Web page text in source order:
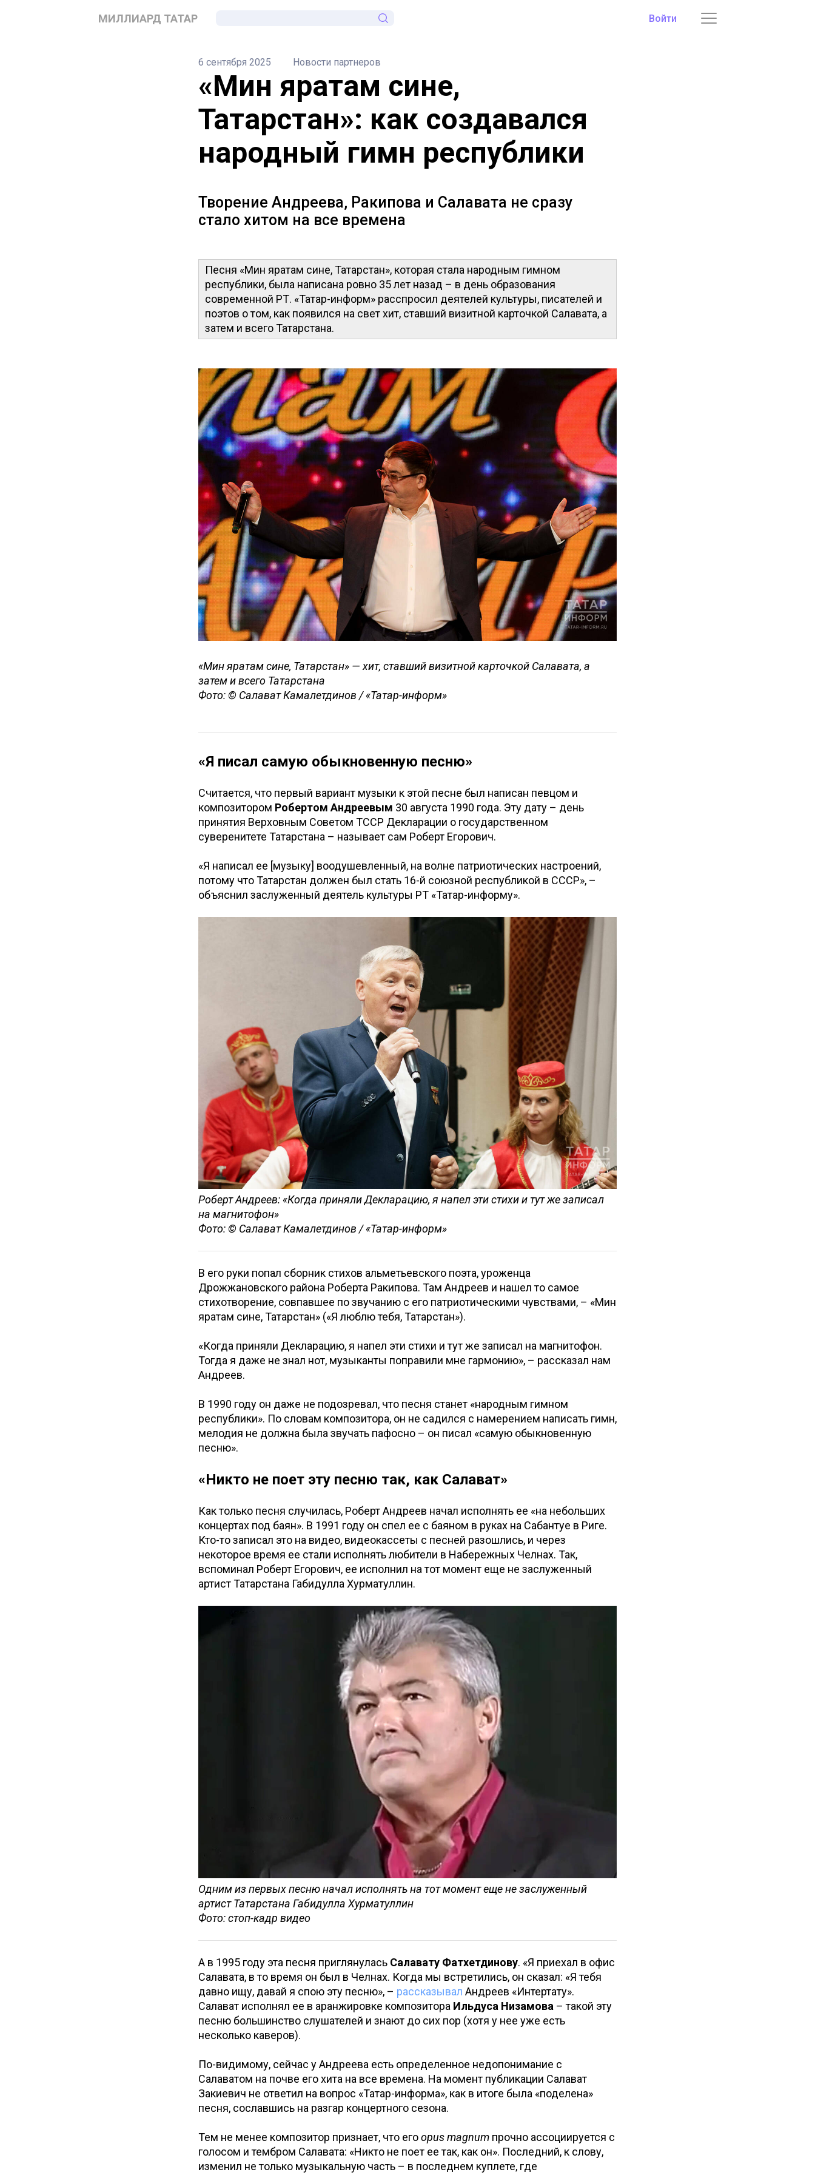
МИЛЛИАРД ТАТАР Войти
6 сентября 2025 Новости партнеров
«Мин яратам сине,
Татарстан»: как создавался
народный гимн республики
Творение Андреева, Ракипова и Салавата не сразу
стало хитом на все времена
Песня «Мин яратам сине, Татарстан», которая стала народным гимном
республики, была написана ровно 35 лет назад – в день образования
современной РТ. «Татар-информ» расспросил деятелей культуры, писателей и
поэтов о том, как появился на свет хит, ставший визитной карточкой Салавата, а
затем и всего Татарстана.
«Мин яратам сине, Татарстан» — хит, ставший визитной карточкой Салавата, а
затем и всего Татарстана
Фото: © Салават Камалетдинов / «Татар-информ»
«Я писал самую обыкновенную песню»
Считается, что первый вариант музыки к этой песне был написан певцом и
композитором Робертом Андреевым 30 августа 1990 года. Эту дату – день
принятия Верховным Советом ТССР Декларации о государственном
суверенитете Татарстана – называет сам Роберт Егорович.
«Я написал ее [музыку] воодушевленный, на волне патриотических настроений,
потому что Татарстан должен был стать 16-й союзной республикой в СССР», –
объяснил заслуженный деятель культуры РТ «Татар-информу».
Роберт Андреев: «Когда приняли Декларацию, я напел эти стихи и тут же записал
на магнитофон»
Фото: © Салават Камалетдинов / «Татар-информ»
В его руки попал сборник стихов альметьевского поэта, уроженца
Дрожжановского района Роберта Ракипова. Там Андреев и нашел то самое
стихотворение, совпавшее по звучанию с его патриотическими чувствами, – «Мин
яратам сине, Татарстан» («Я люблю тебя, Татарстан»).
«Когда приняли Декларацию, я напел эти стихи и тут же записал на магнитофон.
Тогда я даже не знал нот, музыканты поправили мне гармонию», – рассказал нам
Андреев.
В 1990 году он даже не подозревал, что песня станет «народным гимном
республики». По словам композитора, он не садился с намерением написать гимн,
мелодия не должна была звучать пафосно – он писал «самую обыкновенную
песню».
«Никто не поет эту песню так, как Салават»
Как только песня случилась, Роберт Андреев начал исполнять ее «на небольших
концертах под баян». В 1991 году он спел ее с баяном в руках на Сабантуе в Риге.
Кто-то записал это на видео, видеокассеты с песней разошлись, и через
некоторое время ее стали исполнять любители в Набережных Челнах. Так,
вспоминал Роберт Егорович, ее исполнил на тот момент еще не заслуженный
артист Татарстана Габидулла Хурматуллин.
Одним из первых песню начал исполнять на тот момент еще не заслуженный
артист Татарстана Габидулла Хурматуллин
Фото: стоп-кадр видео
А в 1995 году эта песня приглянулась Салавату Фатхетдинову. «Я приехал в офис
Салавата, в то время он был в Челнах. Когда мы встретились, он сказал: «Я тебя
давно ищу, давай я спою эту песню», – рассказывал Андреев «Интертату».
Салават исполнял ее в аранжировке композитора Ильдуса Низамова – такой эту
песню большинство слушателей и знают до сих пор (хотя у нее уже есть
несколько каверов).
По-видимому, сейчас у Андреева есть определенное недопонимание с
Салаватом на почве его хита на все времена. На момент публикации Салават
Закиевич не ответил на вопрос «Татар-информа», как в итоге была «поделена»
песня, сославшись на разгар концертного сезона.
Тем не менее композитор признает, что егоopus magnum прочно ассоциируется с
голосом и тембром Салавата: «Никто не поет ее так, как он». Последний, к слову,
изменил не только музыкальную часть – в последнем куплете, где